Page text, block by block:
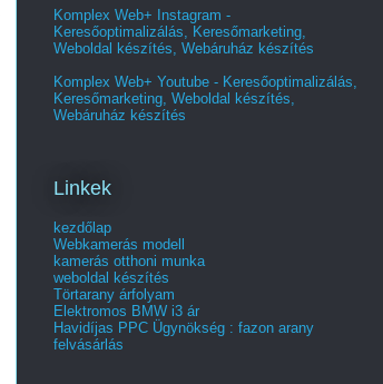
Komplex Web+ Instagram -
Keresőoptimalizálás, Keresőmarketing,
Weboldal készítés, Webáruház készítés
Komplex Web+ Youtube - Keresőoptimalizálás,
Keresőmarketing, Weboldal készítés,
Webáruház készítés
Linkek
kezdőlap
Webkamerás modell
kamerás otthoni munka
weboldal készítés
Törtarany árfolyam
Elektromos BMW i3 ár
Havidíjas PPC Ügynökség : fazon arany
felvásárlás